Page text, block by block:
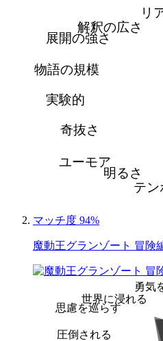
リ
テン
明るさ
ユーモア
奇抜さ
実験的
物語の規模
展開の強さ
解釈の広さ
マッチ度 94%
魔動王グランゾート 冒険
勇気
圧倒される
思慮を巡らす
世界に浸れる